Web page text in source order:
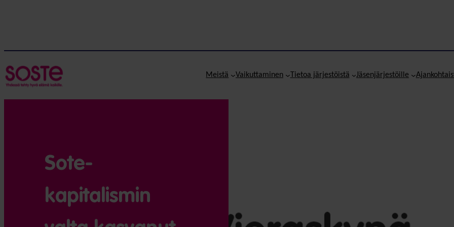
Meistä Vaikuttaminen Tietoa järjestöistä Jäsenjärjestöille
Sote-
kapitalismin